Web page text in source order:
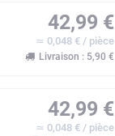
42,99 €
≃ 0,048 € / pièce
Livraison : 5,90 €
42,99 €
≃ 0,048 € / pièce